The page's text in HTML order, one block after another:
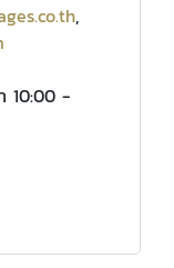
,
10:00 -